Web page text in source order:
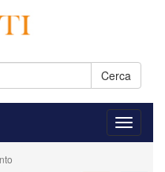
Cerca